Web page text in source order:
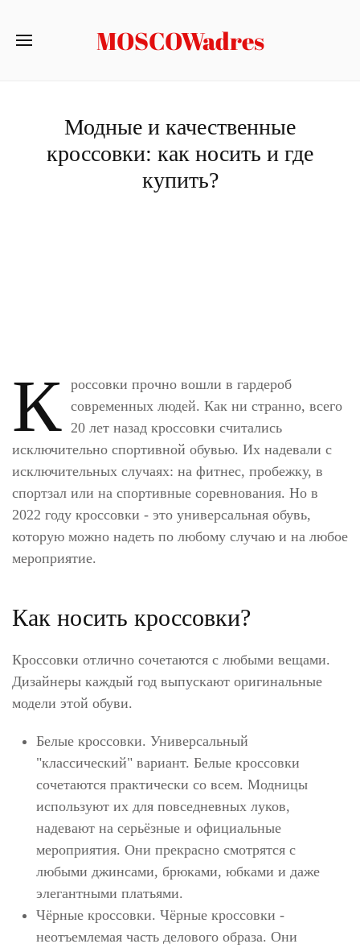
MOSCOWadres
Модные и качественные
кроссовки: как носить и где
купить?
К россовки прочно вошли в гардероб
современных людей. Как ни странно, всего
20 лет назад кроссовки считались
исключительно спортивной обувью. Их надевали с
исключительных случаях: на фитнес, пробежку, в
спортзал или на спортивные соревнования. Но в
2022 году кроссовки - это универсальная обувь,
которую можно надеть по любому случаю и на любое
мероприятие.
Как носить кроссовки?
Кроссовки отлично сочетаются с любыми вещами.
Дизайнеры каждый год выпускают оригинальные
модели этой обуви.
Белые кроссовки. Универсальный
"классический" вариант. Белые кроссовки
сочетаются практически со всем. Модницы
используют их для повседневных луков,
надевают на серьёзные и официальные
мероприятия. Они прекрасно смотрятся с
любыми джинсами, брюками, юбками и даже
элегантными платьями.
Чёрные кроссовки. Чёрные кроссовки -
неотъемлемая часть делового образа. Они